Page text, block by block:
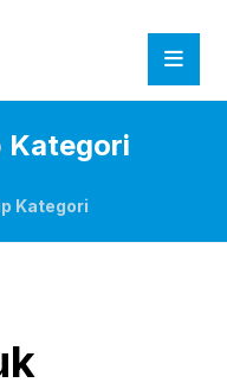
Kategori
Kategori